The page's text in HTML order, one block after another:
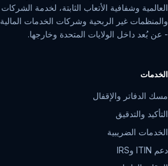
العالمية وشفافية الأتعاب الثابتة، لخدمة الشركات
والمنظمات غير الربحية وشركات الخدمات المالية
- عن بُعد داخل الولايات المتحدة وخارجها.
الخدمات
مسك الدفاتر والإقفال
التأكيد والتدقيق
الخدمات الضريبية
دعم ITIN وIRS